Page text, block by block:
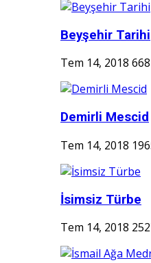
Beyşehir Tarihi
Tem 14, 2018
Demirli Mescid
Tem 14, 2018
İsimsiz Türbe
Tem 14, 2018